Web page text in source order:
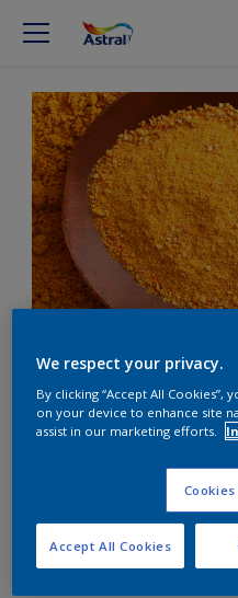
Quand l'or
pour créer un espace
We respect your privacy.
By clicking “Accept All
on your device to enhance site
assist in our marketing efforts.
Accept All Cookies